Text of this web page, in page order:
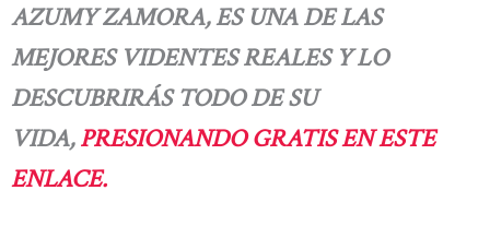
AZUMY ZAMORA, ES UNA DE LAS
MEJORES VIDENTES REALES Y LO
DESCUBRIRÁS TODO DE SU
VIDA,PRESIONANDO GRATIS EN ESTE
ENLACE.